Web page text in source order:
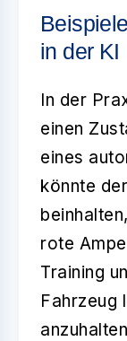
in der KI
In der
einen
eines
könnte
rote
Training
Fahrzeug